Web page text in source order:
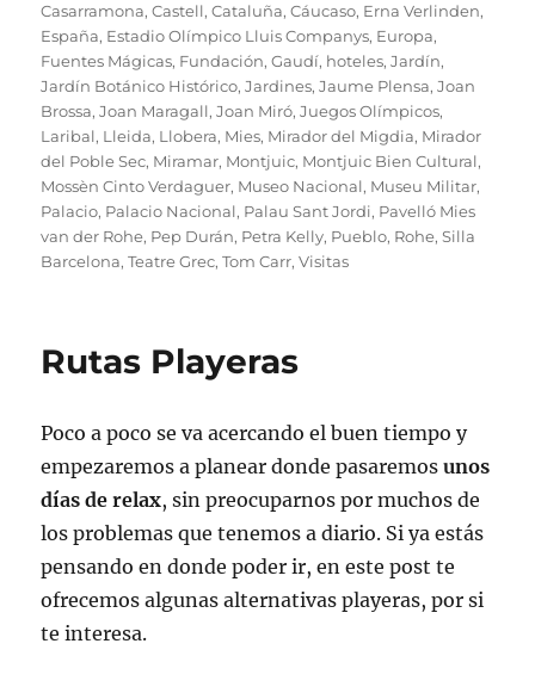
Casarramona,Castell,Cataluña,Cáucaso, Erna Verlinden,
España, Estadio Olímpico Lluis Companys, Europa,
Fuentes Mágicas, Fundación,Gaudí, hoteles,Jardín,
Jardín Botánico Histórico,Jardines,Jaume Plensa,Joan
Brossa,Joan Maragall,Joan Miró,Juegos Olímpicos,
Laribal, Lleida, Llobera, Mies, Mirador del Migdia, Mirador
del Poble Sec, Miramar, Montjuic, Montjuic Bien Cultural,
Mossèn Cinto Verdaguer, Museo Nacional, Museu Militar,
Palacio, Palacio Nacional, Palau Sant Jordi, Pavelló Mies
van der Rohe, Pep Durán, Petra Kelly, Pueblo, Rohe,Silla
Barcelona,Teatre Grec,Tom Carr,Visitas
Rutas Playeras
Poco a poco se va acercando el buen tiempo y
empezaremos a planear donde pasaremosunos
días de relax, sin preocuparnos por muchos de
los problemas que tenemos a diario. Si ya estás
pensando en donde poder ir, en este post te
ofrecemos algunas alternativas playeras, por si
te interesa.